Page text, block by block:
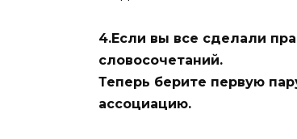
4.Если вы все сделали
словосочетаний.
Теперь берите первую
ассоциацию.